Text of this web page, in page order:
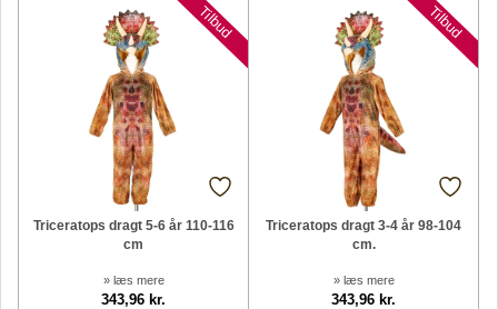
Triceratops dragt 5-6 år 110-116
cm
» læs mere
343,96 kr.
Tilbud
Triceratops dragt 3-4 år 98-104
cm.
» læs mere
343,96 kr.
Tilbud